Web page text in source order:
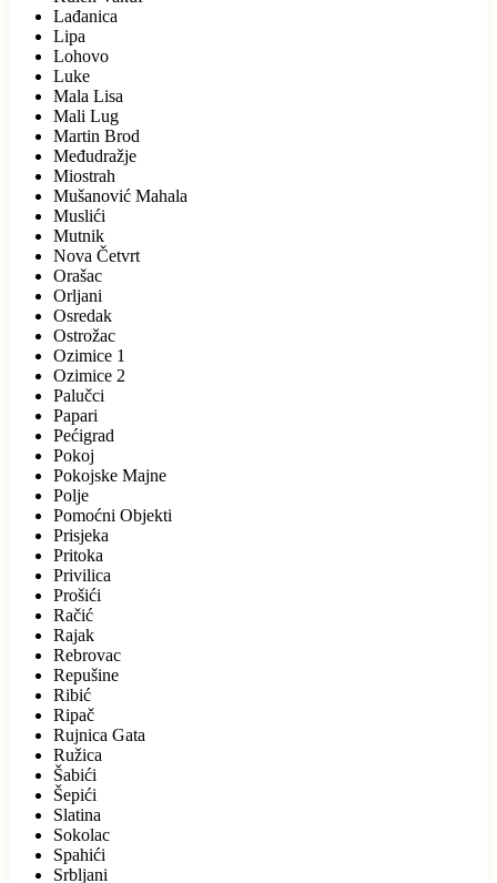
Lađanica
Lipa
Lohovo
Luke
Mala Lisa
Mali Lug
Martin Brod
Međudražje
Miostrah
Mušanović Mahala
Muslići
Mutnik
Nova Četvrt
Orašac
Orljani
Osredak
Ostrožac
Ozimice 1
Ozimice 2
Palučci
Papari
Pećigrad
Pokoj
Pokojske Majne
Polje
Pomoćni Objekti
Prisjeka
Pritoka
Privilica
Prošići
Račić
Rajak
Rebrovac
Repušine
Ribić
Ripač
Rujnica Gata
Ružica
Šabići
Šepići
Slatina
Sokolac
Spahići
Srbljani